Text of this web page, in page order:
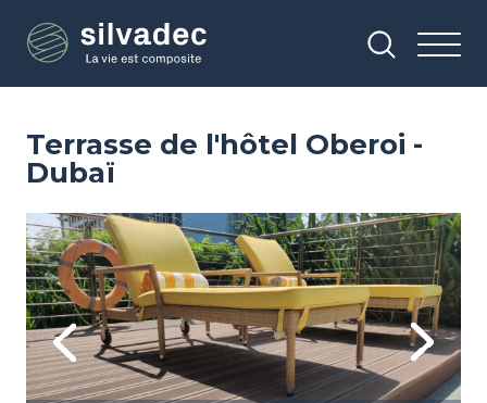
contenu
Terrasse de l'hôtel Oberoi -
Dubaï
Previous
Image
Next